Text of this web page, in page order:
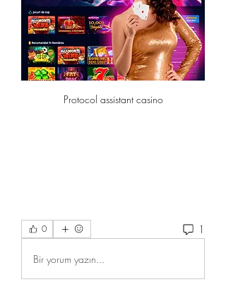
Protocol assistant casino
0 1
Bir yorum yazın...